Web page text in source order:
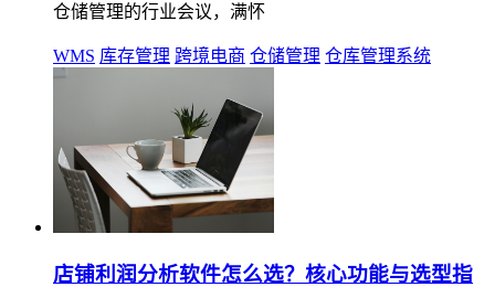
仓储管理的行业会议，满怀
WMS 库存管理 跨境电商 仓储管理 仓库管理系统
店铺利润分析软件怎么选？核心功能与选型指